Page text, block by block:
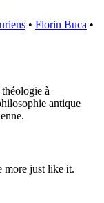
• Florin Buca •
à
antique
more just like it.